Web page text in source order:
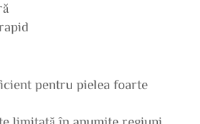
pentru pielea foarte
limitată în anumite regiuni